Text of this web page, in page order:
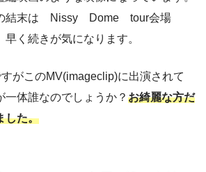
の結末は Nissy Dome tour会場
く続きが気になります。
がこのMV(imageclip)に出演されて
一体誰なのでしょうか？ お綺麗な方だ
した。